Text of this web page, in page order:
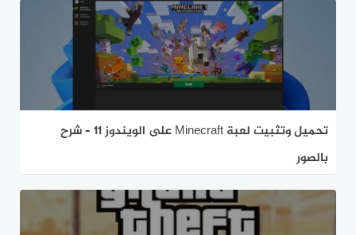
تحميل وتثبيت لعبة Minecraft على الويندوز 11 – شرح
بالصور